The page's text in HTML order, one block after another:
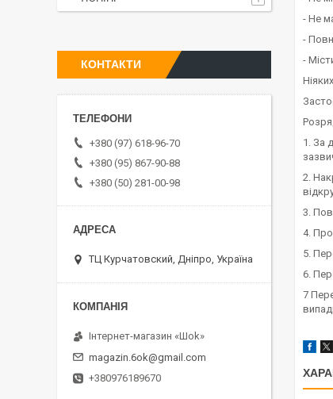
- Не
-
-
1. За
2.
3.
4.
5.
6.
7
КОНТАКТИ
+380 (97) 618-96-70
+380 (95) 867-90-88
+380 (50) 281-00-98
ТЦ Курчатовский, Дніпро, Україна
Інтернет-магазин «Шоk»
magazin.6ok@gmail.com
+380976189670